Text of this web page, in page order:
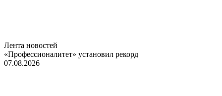
Лента новостей
«Профессионалитет» установил рекорд
07.08.2026